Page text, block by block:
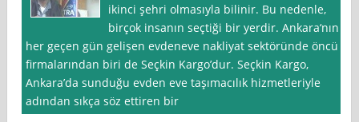
ikinci şehri olmasıyla bilinir. Bu nedenle,
birçok insanın seçtiği bir yerdir. Ankara‘nın
her geçen gün gelişen evdeneve nakliyat sektöründe öncü
firmalarından biri de Seçkin Kargo’dur. Seçkin Kargo,
Ankara’da sunduğu evden eve taşımacılık hizmetleriyle
adından sıkça söz ettiren bir